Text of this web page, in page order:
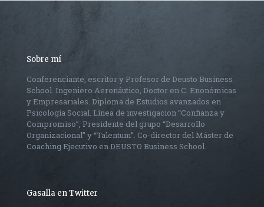
Sobre mí
Conferenciante, escritor y Profesor de Deusto Business
School. Ingeniero Aeronáutico, Doctor en C. Enonómicas
y Empresariales. Diploma de Estudios avanzados en
Psicología Social. Línea de investigacion “Confianza y
Compromiso”, Presidente del grupo “Desarrollo
Organizacional” y “Talentum”. Co-director del Máster de
Coaching Ejecutivo en DEUSTO Business School.
Gasalla en Twitter